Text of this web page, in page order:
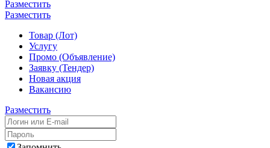
Разместить
Разместить
Товар (Лот)
Услугу
Промо (Объявление)
Заявку (Тендер)
Новая акция
Вакансию
Разместить